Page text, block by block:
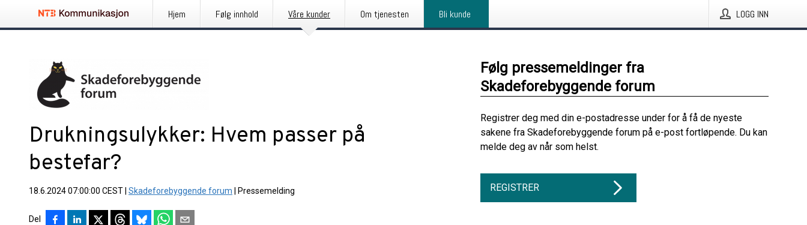
Hjem Følg innhold Våre kunder Om tjenesten Bli kunde LOGG INN
Drukningsulykker: Hvem passer på
bestefar?
18.6.2024 07:00:00 CEST Skadeforebyggende forum Pressemelding
Del
Følg pressemeldinger fra
Skadeforebyggende forum
Registrer deg med din e-postadresse under for å få de nyeste
sakene fra Skadeforebyggende forum på e-post fortløpende. Du kan
melde deg av når som helst.
REGISTRER